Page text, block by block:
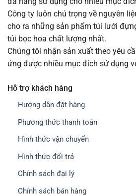
Công ty luôn chú trọng về nguyên
cho ra những sản phẩm túi lưới
túi bọc hoa chất lượng nhất.
Chúng tôi nhận sản xuất theo yêu
ứng được nhiều mục đích sử dụng
Hỗ trợ khách hàng
Hướng dẫn đặt hàng
Phương thức thanh toán
Hình thức vận chuyển
Hình thức đổi trả
Chính sách đại lý
Chính sách bán hàng